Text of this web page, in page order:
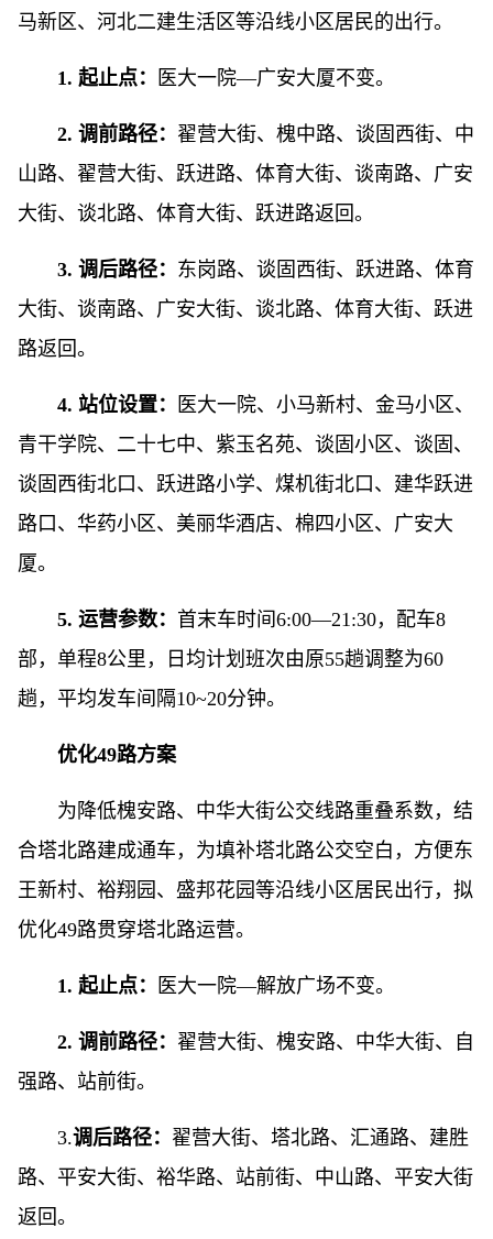
马新区、河北二建生活区等沿线小区居民的出行。
1. 起止点： 医大一院—广安大厦不变。
2. 调前路径： 翟营大街、槐中路、谈固西街、中
山路、翟营大街、跃进路、体育大街、谈南路、广安
大街、谈北路、体育大街、跃进路返回。
3. 调后路径： 东岗路、谈固西街、跃进路、体育
大街、谈南路、广安大街、谈北路、体育大街、跃进
路返回。
4. 站位设置：
医大一院、小马新村、金马小区、
青干学院、二十七中、紫玉名苑、谈固小区、谈固、
谈固西街北口、跃进路小学、煤机街北口、建华跃进
路口、华药小区、美丽华酒店、棉四小区、广安大
厦。
5. 运营参数： 首末车时间6:00—21:30，配车8
部，单程8公里，日均计划班次由原55趟调整为60
趟，平均发车间隔10~20分钟。
优化49路方案
为降低槐安路、中华大街公交线路重叠系数，结
合塔北路建成通车，为填补塔北路公交空白，方便东
王新村、裕翔园、盛邦花园等沿线小区居民出行，拟
优化49路贯穿塔北路运营。
1. 起止点： 医大一院—解放广场不变。
2. 调前路径： 翟营大街、槐安路、中华大街、自
强路、站前街。
3.调后路径： 翟营大街、塔北路、汇通路、建胜
路、平安大街、裕华路、站前街、中山路、平安大街
返回。